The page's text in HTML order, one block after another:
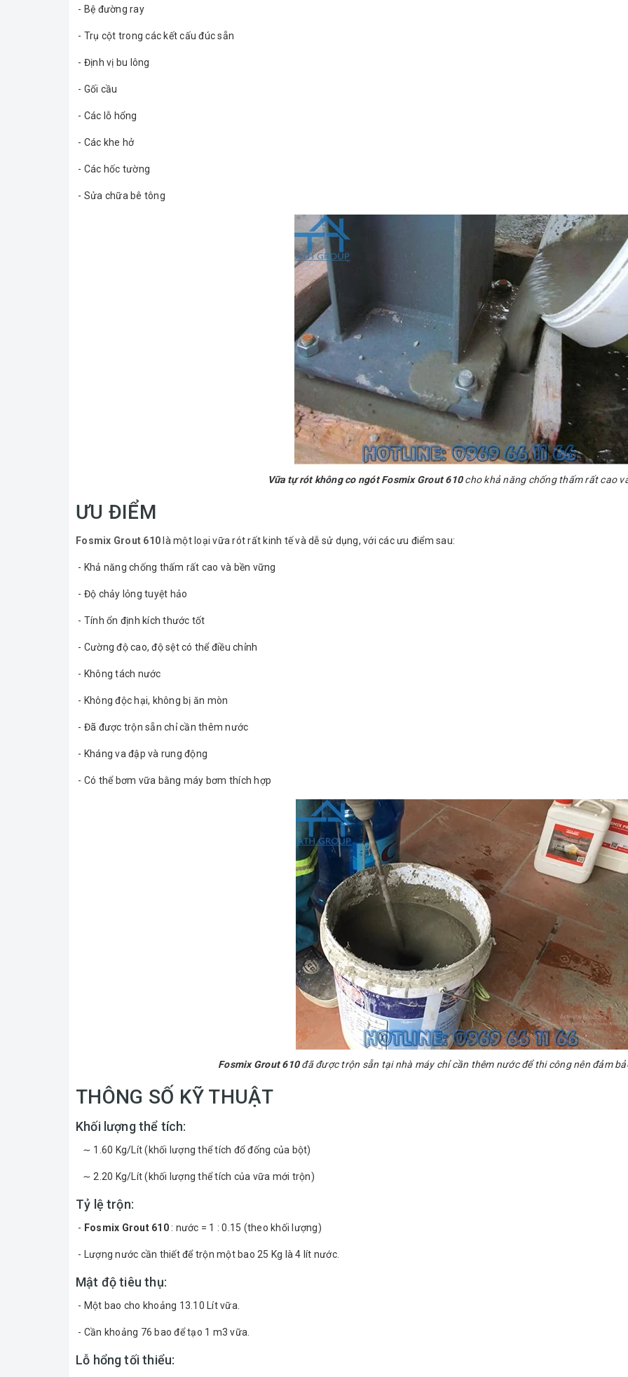
- Bệ đường ray
- Trụ cột trong các kết cấu đúc sẵn
- Định vị bu lông
- Gối cầu
- Các lỗ hổng
- Các khe hở
- Các hốc tường
- Sửa chữa bê tông
Vữa tự rót không co ngót Fosmix Grout 610cho khả năng chống thấm rất cao
ƯU ĐIỂM
Fosmix Grout 610 là một loại vữa rót rất kinh tế và dễ sử dụng, với các ưu điểm sau:
- Khả năng chống thấm rất cao và bền vững
- Độ chảy lỏng tuyệt hảo
- Tính ổn định kích thước tốt
- Cường độ cao, độ sệt có thể điều chỉnh
- Không tách nước
- Không độc hại, không bị ăn mòn
- Đã được trộn sẵn chỉ cần thêm nước
- Kháng va đập và rung động
- Có thể bơm vữa bằng máy bơm thích hợp
Fosmix Grout 610đã được trộn sẵn tại nhà máy chỉ cần thêm nước để thi công nên đảm
THÔNG SỐ KỸ THUẬT
Khối lượng thể tích:
∼ 1.60 Kg/Lít (khối lượng thể tích đổ đống của bột)
∼ 2.20 Kg/Lít (khối lượng thể tích của vữa mới trộn)
Tỷ lệ trộn:
- Fosmix Grout 610: nước = 1 : 0.15 (theo khối lượng)
- Lượng nước cần thiết để trộn một bao 25 Kg là 4 lít nước.
Mật độ tiêu thụ:
- Một bao cho khoảng 13.10 Lít vữa.
- Cần khoảng 76 bao để tạo 1 m3 vữa.
Lỗ hổng tối thiểu: